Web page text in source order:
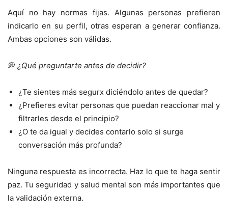
Aquí no hay normas fijas. Algunas personas prefieren
indicarlo en su perfil, otras esperan a generar confianza.
Ambas opciones son válidas.
💭 ¿Qué preguntarte antes de decidir?
¿Te sientes más segurx diciéndolo antes de quedar?
¿Prefieres evitar personas que puedan reaccionar mal y
filtrarles desde el principio?
¿O te da igual y decides contarlo solo si surge
conversación más profunda?
Ninguna respuesta es incorrecta. Haz lo que te haga sentir
paz. Tu seguridad y salud mental son más importantes que
la validación externa.